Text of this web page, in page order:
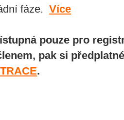
fáze. Více
pouze pro
pak si
.